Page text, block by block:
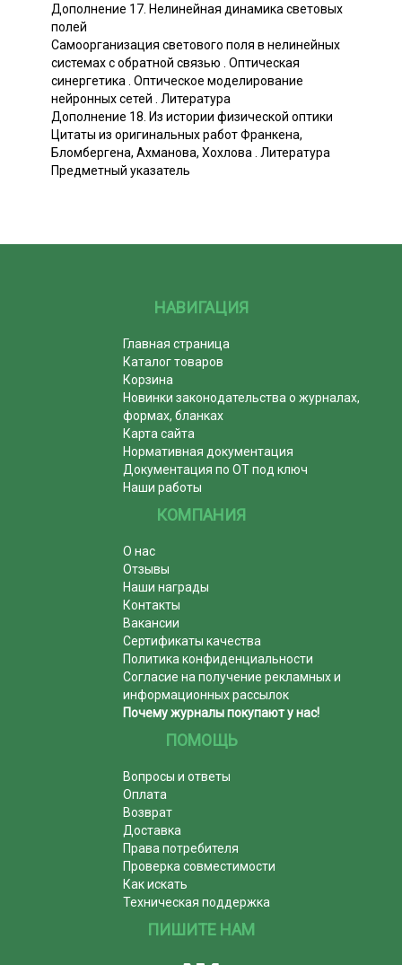
Дополнение 17. Нелинейная динамика световых
полей
Самоорганизация светового поля в нелинейных
системах с обратной связью . Оптическая
синергетика . Оптическое моделирование
нейронных сетей . Литература
Дополнение 18. Из истории физической оптики
Цитаты из оригинальных работ Франкена,
Бломбергена, Ахманова, Хохлова . Литература
Предметный указатель
НАВИГАЦИЯ
Главная страница
Каталог товаров
Корзина
Новинки законодательства о журналах,
формах, бланках
Карта сайта
Нормативная документация
Документация по ОТ под ключ
Наши работы
КОМПАНИЯ
О нас
Отзывы
Наши награды
Контакты
Вакансии
Сертификаты качества
Политика конфиденциальности
Согласие на получение рекламных и
информационных рассылок
Почему журналы покупают у нас!
ПОМОЩЬ
Вопросы и ответы
Оплата
Возврат
Доставка
Права потребителя
Проверка совместимости
Как искать
Техническая поддержка
ПИШИТЕ НАМ